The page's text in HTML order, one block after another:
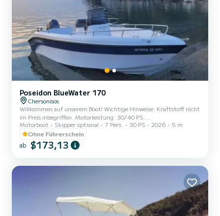
Poseidon BlueWater 170
Chersonisos
Willkommen auf unserem Boot! Wichtige Hinweise: Kraftstoff nicht
im Preis inbegriffen. Motorleistung: 30/40 PS.
Vollkaskoversicherung, Selbstbeteiligung von 600 Euro!
Motorboot Skipper optional 7 Pers. 30 PS 2026
5 m
Ohne Führerschein
ab $173,13